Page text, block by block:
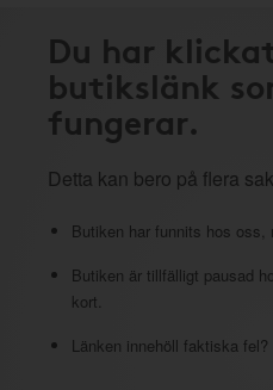
Du har
butikslänk
fungerar.
Detta kan bero på flera
Butiken har funnits hos
Butiken är tillfälligt pausad
kort.
Länken innehöll faktiska fel?